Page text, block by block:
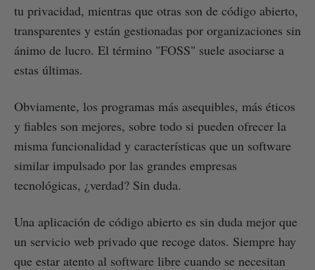
tu privacidad, mientras que otras son de código abierto,
transparentes y están gestionadas por organizaciones sin
ánimo de lucro. El término "FOSS" suele asociarse a
estas últimas.
Obviamente, los programas más asequibles, más éticos
y fiables son mejores, sobre todo si pueden ofrecer la
misma funcionalidad y características que un software
similar impulsado por las grandes empresas
tecnológicas, ¿verdad? Sin duda.
Una aplicación de código abierto es sin duda mejor que
un servicio web privado que recoge datos. Siempre hay
que estar atento al software libre cuando se necesitan